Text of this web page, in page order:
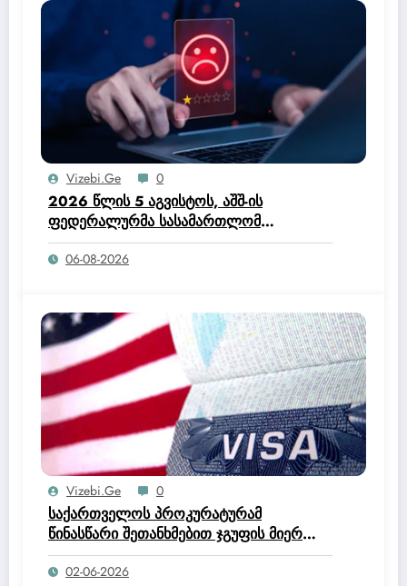
Vizebi.ge 0
2026 წლის 5 აგვისტოს, აშშ-ის
ფედერალურმა სასამართლომ
ოფიციალურად მისცა ტრამპის
ადმინისტრაციას უფლებამოსილება,
პროგრამა.
06-08-2026
Vizebi.ge 0
საქართველოს პროკურატურამ
წინასწარი შეთანხმებით ჯგუფის მიერ
მოქალაქეთა კუთვნილი დიდი
ოდენობით თანხის მოტყუებით
02-06-2026